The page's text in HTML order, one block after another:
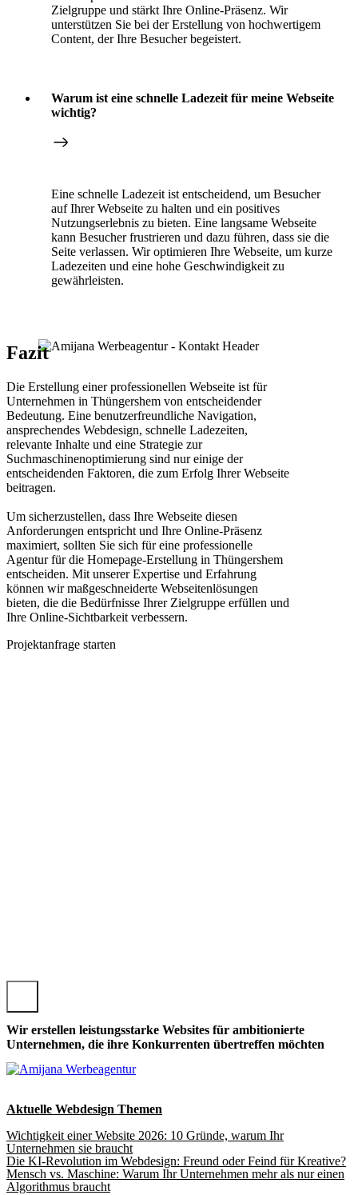
Zielgruppe und stärkt Ihre Online-Präsenz. Wir
unterstützen Sie bei der Erstellung von hochwertigem
Content, der Ihre Besucher begeistert.
Warum ist eine schnelle Ladezeit für meine Webseite
wichtig?
Eine schnelle Ladezeit ist entscheidend, um Besucher
auf Ihrer Webseite zu halten und ein positives
Nutzungserlebnis zu bieten. Eine langsame Webseite
kann Besucher frustrieren und dazu führen, dass sie die
Seite verlassen. Wir optimieren Ihre Webseite, um kurze
Ladezeiten und eine hohe Geschwindigkeit zu
gewährleisten.
Fazit
Die Erstellung einer professionellen Webseite ist für
Unternehmen in Thüngershem von entscheidender
Bedeutung. Eine benutzerfreundliche Navigation,
ansprechendes Webdesign, schnelle Ladezeiten,
relevante Inhalte und eine Strategie zur
Suchmaschinenoptimierung sind nur einige der
entscheidenden Faktoren, die zum Erfolg Ihrer Webseite
beitragen.
Um sicherzustellen, dass Ihre Webseite diesen
Anforderungen entspricht und Ihre Online-Präsenz
maximiert, sollten Sie sich für eine professionelle
Agentur für die Homepage-Erstellung in Thüngershem
entscheiden. Mit unserer Expertise und Erfahrung
können wir maßgeschneiderte Webseitenlösungen
bieten, die die Bedürfnisse Ihrer Zielgruppe erfüllen und
Ihre Online-Sichtbarkeit verbessern.
Projektanfrage starten
Wir erstellen leistungsstarke Websites für ambitionierte
Unternehmen, die ihre Konkurrenten übertreffen möchten
Aktuelle Webdesign Themen
Wichtigkeit einer Website 2026: 10 Gründe, warum Ihr
Unternehmen sie braucht
Die KI-Revolution im Webdesign: Freund oder Feind für Kreative?
Mensch vs. Maschine: Warum Ihr Unternehmen mehr als nur einen
Algorithmus braucht